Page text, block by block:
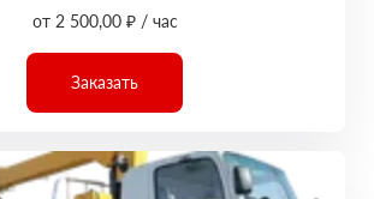
от 2 500,00 ₽ / час
Заказать